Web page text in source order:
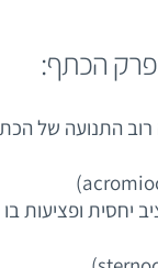
התנועה של
ופציעות בו